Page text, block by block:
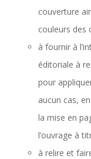
couverture
couleurs des
à fournir à
éditoriale à
pour
aucun cas,
la mise en
l’ouvrage à
à relire et